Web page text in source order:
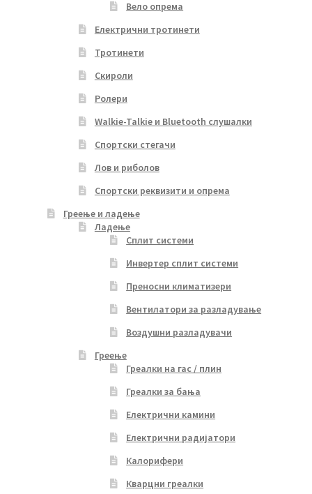
Вело опрема
Електрични тротинети
Тротинети
Скироли
Ролери
Walkie-Talkie и Bluetooth слушалки
Спортски стегачи
Лов и риболов
Спортски реквизити и опрема
Греење и ладење
Ладење
Сплит системи
Инвертер сплит системи
Преносни климатизери
Вентилатори за разладување
Воздушни разладувачи
Греење
Греалки на гас / плин
Греалки за бања
Електрични камини
Електрични радијатори
Калорифери
Кварцни греалки